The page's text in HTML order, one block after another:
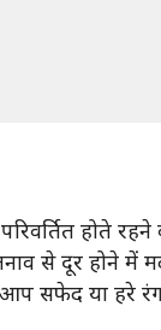
होते
से दूर होने में
सफेद या हरे